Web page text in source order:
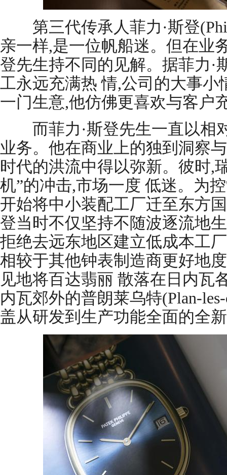
第三代传承人菲力·斯登
亲一样,是一位帆船迷。但在业
登先生持不同的见解。据菲力·
工永远充满热 情,公司的大事小
一门生意,他仿佛更喜欢与客户
而菲力·斯登先生一直以相
业务。他在商业上的独到洞察
时代的洪流中得以弥新。彼时,
机”的冲击,市场一度 低迷。为
开始将中小装配工厂迁至东方
登当时不仅坚持不随波逐流地
拒绝去远东地区建立低成本工
相较于其他钟表制造商更好地
见地将百达翡丽 散落在日内瓦
内瓦郊外的普朗莱乌特(Plan-
盖从研发到生产功能全面的全